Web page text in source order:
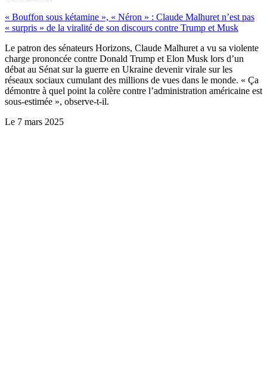
« Bouffon sous kétamine », « Néron » : Claude Malhuret n’est pas
« surpris » de la viralité de son discours contre Trump et Musk
Le patron des sénateurs Horizons, Claude Malhuret a vu sa violente
charge prononcée contre Donald Trump et Elon Musk lors d’un
débat au Sénat sur la guerre en Ukraine devenir virale sur les
réseaux sociaux cumulant des millions de vues dans le monde. « Ça
démontre à quel point la colère contre l’administration américaine est
sous-estimée », observe-t-il.
Le 7 mars 2025